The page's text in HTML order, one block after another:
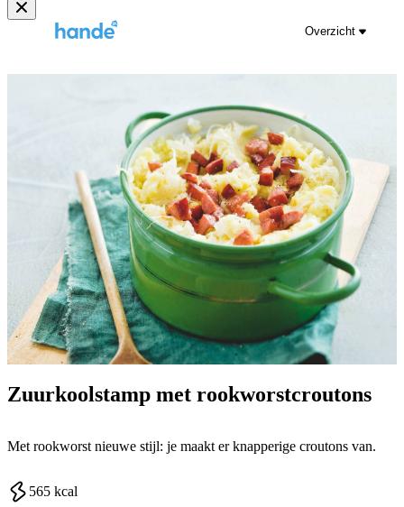
Overzicht
Zuurkoolstamp met rookworstcroutons
Met rookworst nieuwe stijl: je maakt er knapperige croutons van.
565 kcal